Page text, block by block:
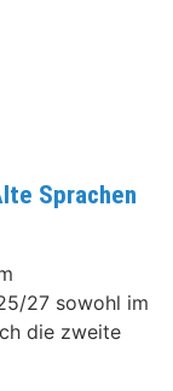
Sprachen
27 sowohl im
die zweite